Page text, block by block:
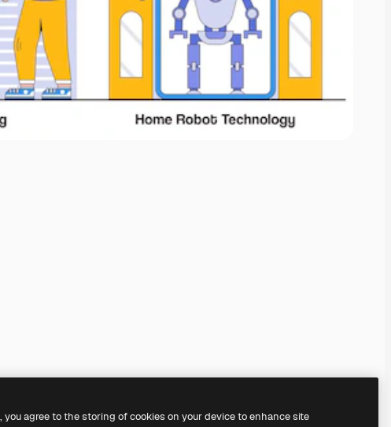
you agree to the storing of cookies on your device to enhance site